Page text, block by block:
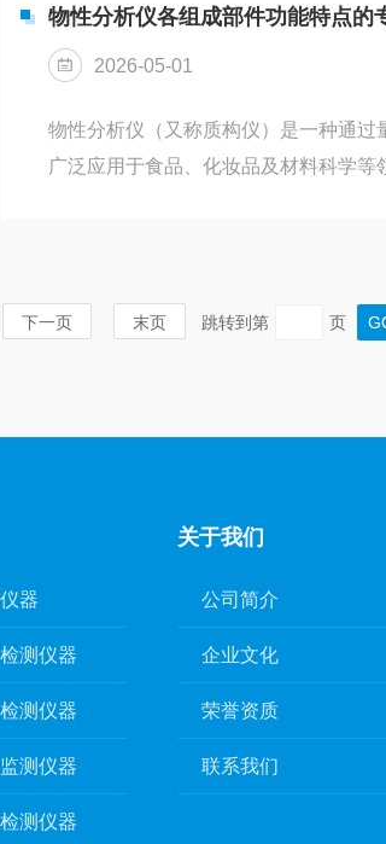
（电子鼻）具备结构简单、响应快、
分，为在线...
物性分析仪各组成部件功能特点的
2026-05-01
物性分析仪（又称质构仪）是一种通
广泛应用于食品、化妆品及材料科学
确保位移控制准确，模拟出挤压、拉
下一页 末页 跳转到第 页
器
测仪器
测仪器
测仪器
测仪器
关于我们
公司简介
企业文化
荣誉资质
联系我们